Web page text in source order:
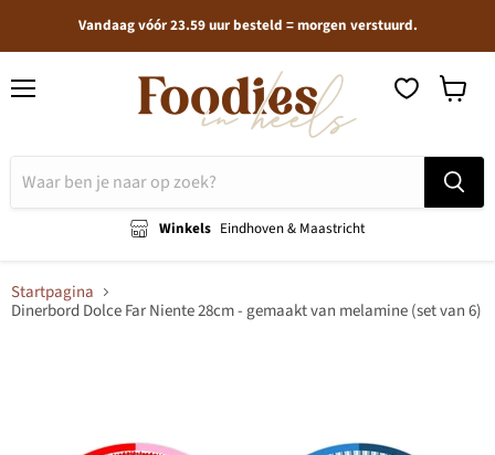
Vandaag vóór 23.59 uur besteld = morgen verstuurd.
Winkels Eindhoven & Maastricht
Startpagina
Dinerbord Dolce Far Niente 28cm - gemaakt van melamine (set van 6)